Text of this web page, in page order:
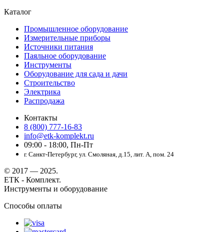
Каталог
Промышленное оборудование
Измерительные приборы
Источники питания
Паяльное оборудование
Инструменты
Оборудование для сада и дачи
Строительство
Электрика
Распродажа
Контакты
8 (800) 777-16-83
info@etk-komplekt.ru
09:00 - 18:00, Пн-Пт
г. Санкт-Петербург, ул. Смоляная, д.15, лит. А, пом. 24
© 2017 — 2025.
ЕТК - Комплект.
Инструменты и оборудование
Способы оплаты